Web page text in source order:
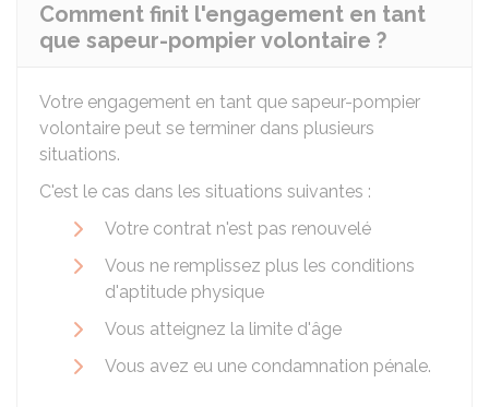
Comment finit l'engagement en tant
que sapeur-pompier volontaire ?
Votre engagement en tant que sapeur-pompier
volontaire peut se terminer dans plusieurs
situations.
C'est le cas dans les situations suivantes :
Votre contrat n'est pas renouvelé
Vous ne remplissez plus les conditions
d'aptitude physique
Vous atteignez la limite d'âge
Vous avez eu une condamnation pénale.